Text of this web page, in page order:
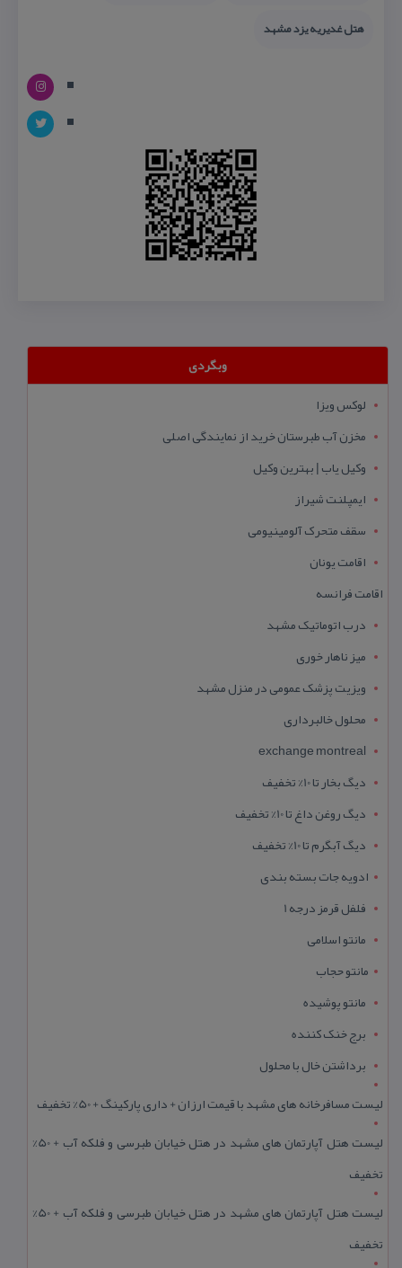
هتل غدیریه یزد مشهد
وبگردی
لوکس ویزا
مخزن آب طبرستان خرید از نمایندگی اصلی
وکیل یاب | بهترین وکیل
ایمپلنت شیراز
سقف متحرک آلومینیومی
اقامت یونان
اقامت فرانسه
درب اتوماتیک مشهد
میز ناهار خوری
ویزیت پزشک عمومی در منزل مشهد
محلول خالبرداری
exchange montreal
دیگ بخار تا 10% تخفیف
دیگ روغن داغ تا 10% تخفیف
دیگ آبگرم تا 10% تخفیف
ادویه جات بسته بندی
فلفل قرمز درجه 1
مانتو اسلامی
مانتو حجاب
مانتو پوشیده
برج خنک کننده
برداشتن خال با محلول
لیست مسافرخانه های مشهد با قیمت ارزان + داری پارکینگ + 50% تخفیف
لیست هتل آپارتمان های مشهد در هتل خیابان طبرسی و فلکه آب + 50%
تخفیف
لیست هتل آپارتمان های مشهد در هتل خیابان طبرسی و فلکه آب + 50%
تخفیف